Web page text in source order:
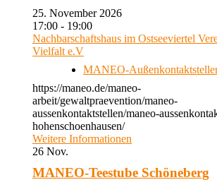
25. November 2026
17:00 - 19:00
Nachbarschaftshaus im Ostseeviertel
Vielfalt e.V
MANEO-
https://maneo.de/maneo-
arbeit/gewaltpraevention/maneo-
aussenkontaktstellen/maneo-
hohenschoenhausen/
Weitere Informationen
26 Nov.
MANEO-Teestube Schöneberg